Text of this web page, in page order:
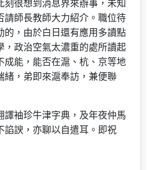
刻很想到消息界來辦事，未知
請師長教師大力紹介。職位待
的，由於白日還有應用多讀點
，政治空氣太濃重的處所讀起
成能，能否在滬、杭、京等地
緒，弟即來滬奉訪，兼便聯
譯袖珍牛津字典，及年夜仲馬
諂諛，亦聊以自遣耳。即祝